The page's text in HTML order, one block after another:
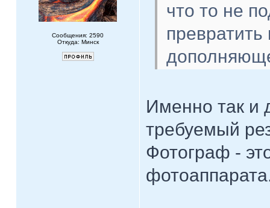
Сообщения: 2590
Откуда: Минск
что то не
Именно так и
требуемый
Фотограф -